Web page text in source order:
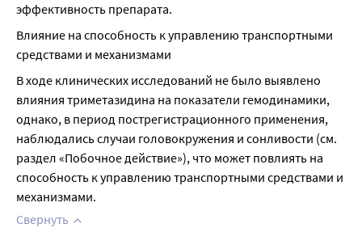
эффективность препарата.
Влияние на способность к управлению транспортными
средствами и механизмами
В ходе клинических исследований не было выявлено
влияния триметазидина на показатели гемодинамики,
однако, в период пострегистрационного применения,
наблюдались случаи головокружения и сонливости (см.
раздел «Побочное действие»), что может повлиять на
способность к управлению транспортными средствами и
механизмами.
Свернуть